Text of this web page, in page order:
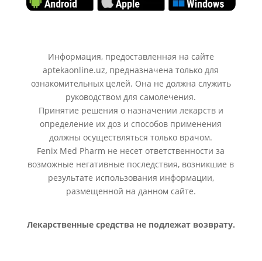
Информация, предоставленная на сайте
aptekaonline.uz, предназначена только для
ознакомительных целей. Она не должна служить
руководством для самолечения.
Принятие решения о назначении лекарств и
определение их доз и способов применения
должны осуществляться только врачом.
Fenix Med Pharm не несет ответственности за
возможные негативные последствия, возникшие в
результате использования информации,
размещенной на данном сайте.
Лекарственные средства не подлежат возврату.